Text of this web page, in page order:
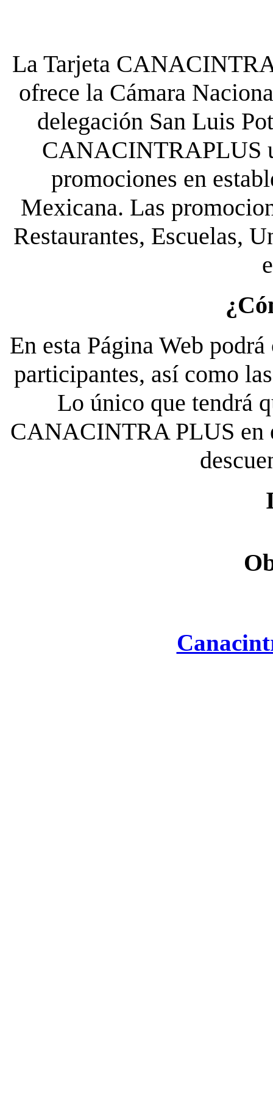
La Tarjeta
ofrece la Cámara
delegación San Luis
CANACINTRAPLUS
promociones en
Mexicana. Las
Restaurantes, Escuelas,
En esta Página Web
participantes, así como
Lo único que tendrá
CANACINTRA PLUS en